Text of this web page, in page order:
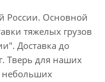
России. Основной
тяжелых грузов
Доставка до
Тверь для наших
небольших